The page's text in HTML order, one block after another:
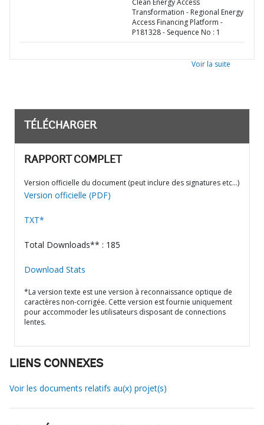
Clean Energy Access
Transformation - Regional Energy
Access Financing Platform -
P181328 - Sequence No : 1
Voir la suite
TÉLÉCHARGER
RAPPORT COMPLET
Version officielle du document (peut inclure des signatures etc…)
Version officielle (PDF)
TXT*
Total Downloads** : 185
Download Stats
*La version texte est une version à reconnaissance optique de
caractères non-corrigée. Cette version est fournie uniquement
pour accommoder les utilisateurs disposant de connections
lentes.
LIENS CONNEXES
Voir les documents relatifs au(x) projet(s)